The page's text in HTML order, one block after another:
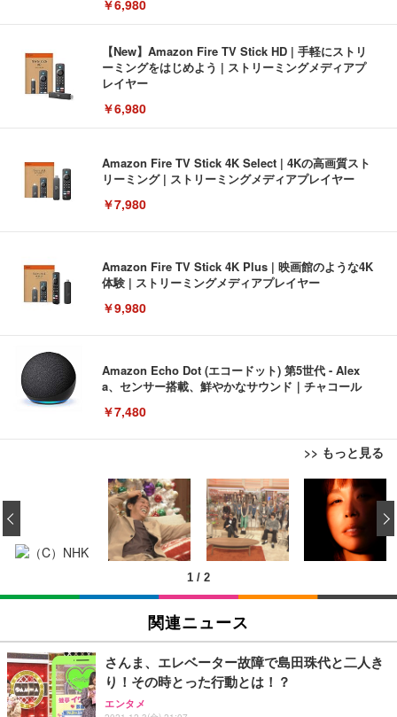
￥6,980
【New】Amazon Fire TV Stick HD | 手軽にストリ
ーミングをはじめよう | ストリーミングメディアプ
レイヤー
￥6,980
Amazon Fire TV Stick 4K Select | 4Kの高画質スト
リーミング | ストリーミングメディアプレイヤー
￥7,980
Amazon Fire TV Stick 4K Plus | 映画館のような4K
体験 | ストリーミングメディアプレイヤー
￥9,980
Amazon Echo Dot (エコードット) 第5世代 - Alex
a、センサー搭載、鮮やかなサウンド｜チャコール
￥7,480
>> もっと見る
[EdoErgo] オフィスチェア 椅子 テレワーク 疲れな
い 跳ね上げ式アームレスト コンパクト 約105度ロッ
キング pc 事務椅子 360度回転 座面昇降 強化ナイロ
ン樹脂ベース 通気性メッシュ 在宅ワーク H-WY01
(黒網+黒枠+黒足)
￥5,699
SIHOO B100 オフィスチェア／デスクチェア メッシ
ュチェア 人間工学 疲れない ブラック
￥27,999
Sezlife オフィスチェア デスクチェア 疲れない テレ
ワーク チェア 強化バックレスト 30度ロッキング機
EIZO ビジネス向けプレミアムモニター | FlexScan
EV3240X-WT | 31.5型4K UHD・USB Type-C・ホワ
イト
￥105,595
EIZO ビジネス向けプレミアムモニター | FlexScan
￥109,572
【純正品】27"ゲーミングモニター DualSense 充電
Amazonベーシック ペットシーツ 薄型 レギュラー 1
回使い捨て 無香料 ホワイト 300枚
￥3,373
Amazonベーシック ペットシーツ 厚型 ワイド 42枚
x2袋(84枚) ホワイト(吸収面:ライトブルー)
￥3,234
ネオ・ルーライフ ネオ・オムツ L 中型犬用 26枚入
1 / 2
関連ニュース
さんま、エレベーター故障で島田珠代と二人き
り！その時とった行動とは！？
エンタメ